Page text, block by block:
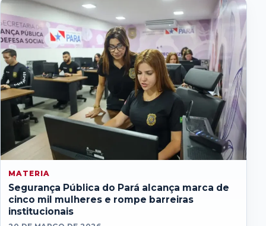
MATERIA
Segurança Pública do Pará alcança marca de
cinco mil mulheres e rompe barreiras
institucionais